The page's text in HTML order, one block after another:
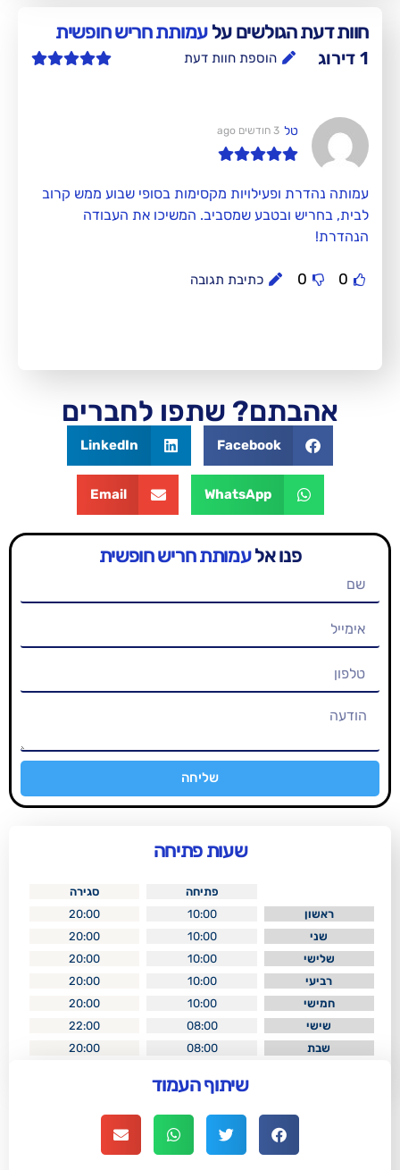
עלעמותת חריש חופשית
הוספת חוות דעת
מקסימות בסופי שבוע ממש קרוב
שמסביב. המשיכו את העבודה
כתיבת תגובה
שתפו לחברים
LinkedIn
Email
אל עמותת חריש חופשית
סגירה
10:00
20:00
10:00
20:00
10:00
20:00
10:00
20:00
10:00
20:00
08:00
22:00
08:00
20:00